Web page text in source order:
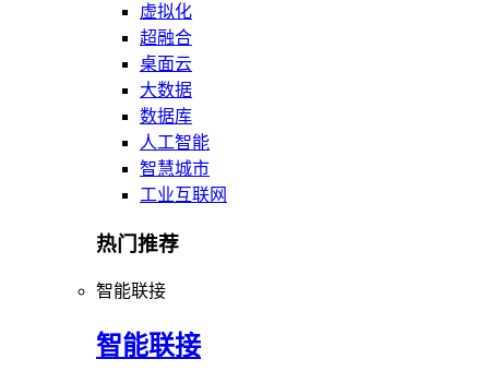
虚拟化
超融合
桌面云
大数据
数据库
人工智能
智慧城市
工业互联网
热门推荐
智能联接
智能联接